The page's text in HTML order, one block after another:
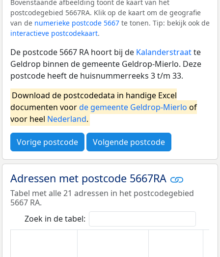
Bovenstaande afbeelding toont de kaart van het
postcodegebied 5667RA. Klik op de kaart om de geografie
van de numerieke postcode 5667 te tonen. Tip: bekijk ook de
interactieve postcodekaart.
De postcode 5667 RA hoort bij de Kalanderstraatte
Geldrop binnen de gemeente Geldrop-Mierlo. Deze
postcode heeft de huisnummerreeks 3 t/m 33.
Download de postcodedata in handige Excel
documenten voorde gemeente Geldrop-Mierlo of
voor heel Nederland.
Vorige postcode Volgende postcode
Adressen met postcode 5667RA
Tabel met alle 21 adressen in het postcodegebied
5667 RA.
Zoek in de tabel: